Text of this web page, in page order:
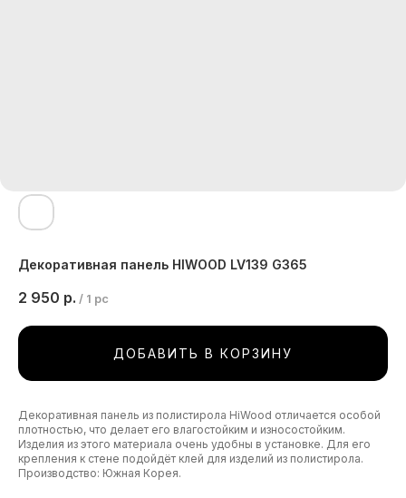
Декоративная панель HIWOOD LV139 G365
2 950 р. / 1 pc
ДОБАВИТЬ В КОРЗИНУ
Декоративная панель из полистирола HiWood отличается особой
плотностью, что делает его влагостойким и износостойким.
Изделия из этого материала очень удобны в установке. Для его
крепления к стене подойдёт клей для изделий из полистирола.
Производство: Южная Корея.